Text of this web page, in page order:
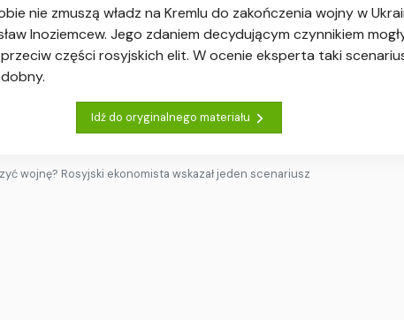
nie zmuszą władz na Kremlu do zakończenia wojny w
Inoziemcew. Jego zdaniem decydującym czynnikiem
części rosyjskich elit. W ocenie eksperta taki
Idź do oryginalnego materiału
wojnę? Rosyjski ekonomista wskazał jeden scenariusz